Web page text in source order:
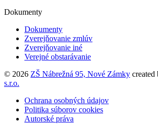
Dokumenty
Dokumenty
Zverejňovanie zmlúv
Zverejňovanie iné
Verejné obstarávanie
© 2026 ZŠ Nábrežná 95, Nové Zámky created
s.r.o.
Ochrana osobných údajov
Politika súborov cookies
Autorské práva